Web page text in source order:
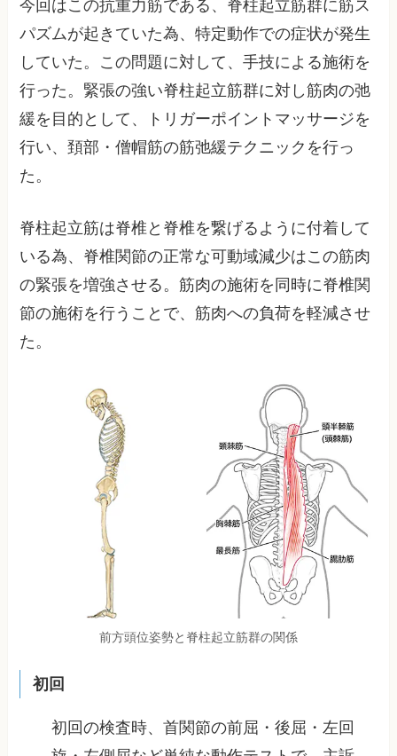
今回はこの抗重力筋である、脊柱起立筋群に筋ス
パズムが起きていた為、特定動作での症状が発生
していた。この問題に対して、手技による施術を
行った。緊張の強い脊柱起立筋群に対し筋肉の弛
緩を目的として、トリガーポイントマッサージを
行い、頚部・僧帽筋の筋弛緩テクニックを行っ
た。
脊柱起立筋は脊椎と脊椎を繋げるように付着して
いる為、脊椎関節の正常な可動域減少はこの筋肉
の緊張を増強させる。筋肉の施術を同時に脊椎関
節の施術を行うことで、筋肉への負荷を軽減させ
た。
前方頭位姿勢と脊柱起立筋群の関係
初回
初回の検査時、首関節の前屈・後屈・左回